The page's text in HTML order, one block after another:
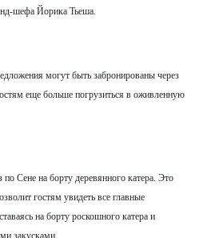
шефа Йорика Тьеша.
могут быть забронированы через
еще больше погрузиться в оживленную
на борту деревянного катера. Это
гостям увидеть все главные
на борту роскошного катера и
закусками.